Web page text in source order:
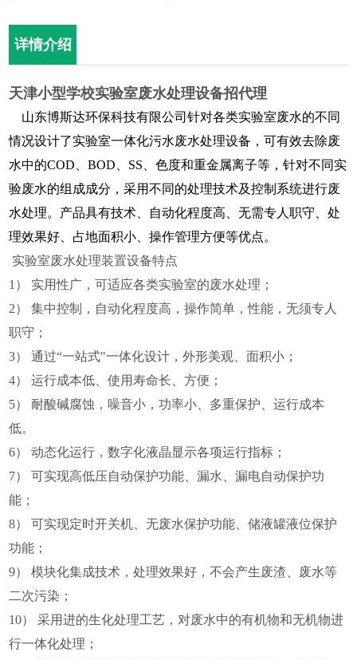
详情介绍
天津小型学校实验室废水处理设备招代理
山东博斯达环保科技有限公司针对各类实验室废水的不同
情况设计了实验室一体化污水废水处理设备，可有效去除废
水中的COD、BOD、SS、色度和重金属离子等，针对不同实
验废水的组成成分，采用不同的处理技术及控制系统进行废
水处理。产品具有技术、自动化程度高、无需专人职守、处
理效果好、占地面积小、操作管理方便等优点。
实验室废水处理装置设备特点
1） 实用性广，可适应各类实验室的废水处理；
2） 集中控制，自动化程度高，操作简单，性能，无须专人
职守；
3） 通过“一站式"一体化设计，外形美观、面积小；
4） 运行成本低、使用寿命长、方便；
5） 耐酸碱腐蚀，噪音小，功率小、多重保护、运行成本
低。
6） 动态化运行，数字化液晶显示各项运行指标；
7） 可实现高低压自动保护功能、漏水、漏电自动保护功
能；
8） 可实现定时开关机、无废水保护功能、储液罐液位保护
功能；
9） 模块化集成技术，处理效果好，不会产生废渣、废水等
二次污染；
10） 采用进的生化处理工艺，对废水中的有机物和无机物进
行一体化处理；